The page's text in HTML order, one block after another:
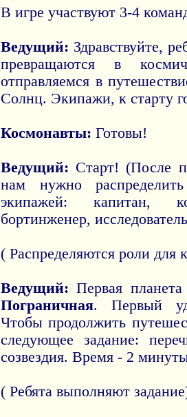
В игре участвуют 3-4
Ведущий: Здравствуйте,
превращаются в
отправляемся в
Солнц. Экипажи, к старту
Космонавты: Готовы!
Ведущий: Старт! (После
нам нужно
экипажей: капитан,
бортинженер,
( Распределяются роли для
Ведущий: Первая
Пограничная. Первый
Чтобы продолжить
следующее задание:
созвездия. Время - 2
( Ребята выполняют